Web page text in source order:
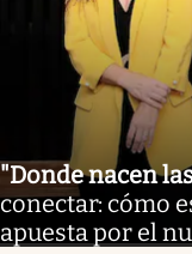
"Donde nacen
conectar: cómo
apuesta por el